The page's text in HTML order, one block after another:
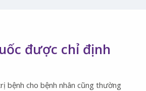
được chỉ định
bệnh cho bệnh nhân cũng thường